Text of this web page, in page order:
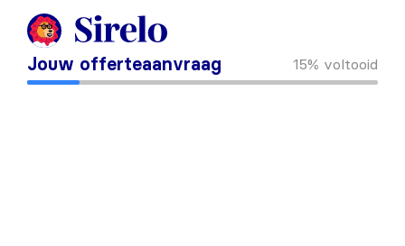
Jouw offerteaanvraag 15% voltooid